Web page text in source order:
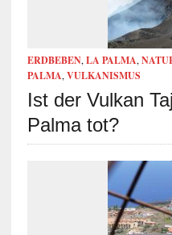
ERDBEBEN, LA PALMA,
PALMA, VULKANISMUS
Ist der Vulkan
Palma tot?